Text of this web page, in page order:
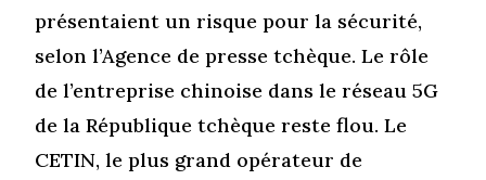
présentaient un risque pour la sécurité,
selon l’Agence de presse tchèque. Le rôle
de l’entreprise chinoise dans le réseau 5G
de la République tchèque reste flou. Le
CETIN, le plus grand opérateur de